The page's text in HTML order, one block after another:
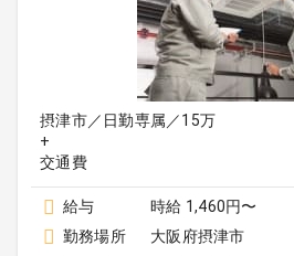
摂津市／日勤専属／15万
+
交通費
給与
時給 1,460円〜
勤務場所
大阪府摂津市